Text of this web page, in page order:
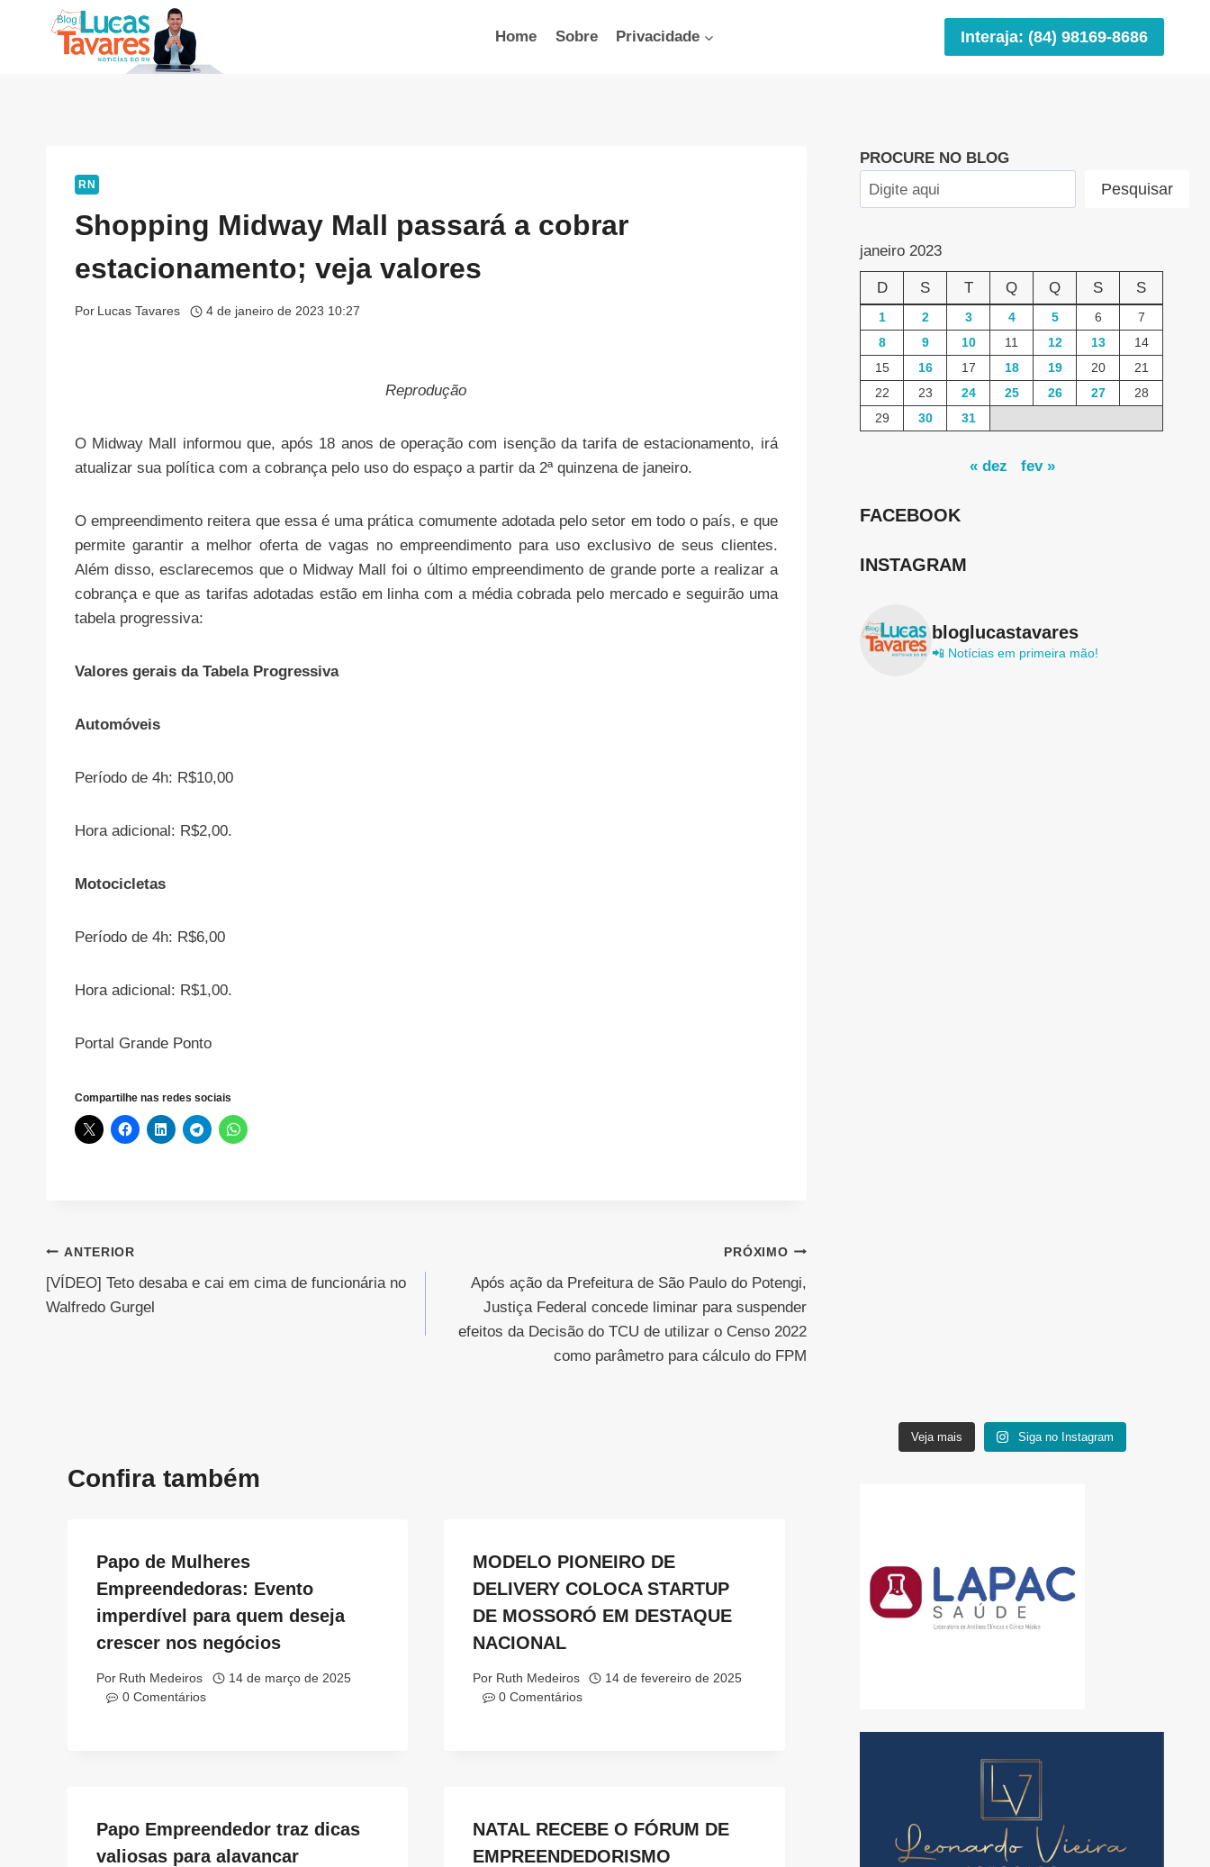
Home Sobre Privacidade Interaja: (84) 98169-8686
RN
Shopping Midway Mall passará a cobrar
estacionamento; veja valores
Por Lucas Tavares 4 de janeiro de 2023 10:27
Reprodução
O Midway Mall informou que, após 18 anos de operação com isenção da tarifa de estacionamento, irá
atualizar sua política com a cobrança pelo uso do espaço a partir da 2ª quinzena de janeiro.
O empreendimento reitera que essa é uma prática comumente adotada pelo setor em todo o país, e que
permite garantir a melhor oferta de vagas no empreendimento para uso exclusivo de seus clientes.
Além disso, esclarecemos que o Midway Mall foi o último empreendimento de grande porte a realizar a
cobrança e que as tarifas adotadas estão em linha com a média cobrada pelo mercado e seguirão uma
tabela progressiva:
Valores gerais da Tabela Progressiva
Automóveis
Período de 4h: R$10,00
Hora adicional: R$2,00.
Motocicletas
Período de 4h: R$6,00
Hora adicional: R$1,00.
Portal Grande Ponto
Compartilhe nas redes sociais
Navegação
de
ANTERIOR
[VÍDEO] Teto desaba e cai em cima de funcionária no
Walfredo Gurgel
PRÓXIMO
Após ação da Prefeitura de São Paulo do Potengi,
Justiça Federal concede liminar para suspender
efeitos da Decisão do TCU de utilizar o Censo 2022
como parâmetro para cálculo do FPM
Confira também
Papo de Mulheres
Empreendedoras: Evento
imperdível para quem deseja
crescer nos negócios
Por Ruth Medeiros
14 de março de 2025
0 Comentários
MODELO PIONEIRO DE
DELIVERY COLOCA STARTUP
DE MOSSORÓ EM DESTAQUE
NACIONAL
Por Ruth Medeiros
14 de fevereiro de 2025
0 Comentários
Papo Empreendedor traz dicas
valiosas para alavancar
NATAL RECEBE O FÓRUM DE
EMPREENDEDORISMO
PROCURE NO BLOG
Pesquisar
janeiro 2023
D S T Q Q S S
1 2 3 4 5 6
7
8
9 10 11 12 13
14
15
16 17 18 19 20
21
22
23 24 25 26 27
28
29
30 31
« dez fev »
FACEBOOK
INSTAGRAM
bloglucastavares
📲 Notícias em primeira mão!
Veja mais Siga no Instagram